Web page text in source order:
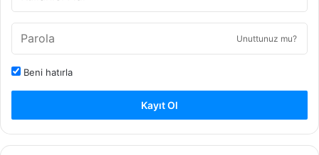
Unuttunuz mu?
Beni hatırla
Kayıt Ol